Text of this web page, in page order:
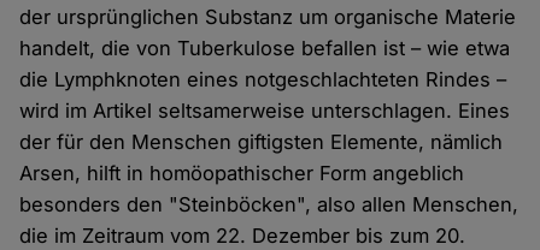
der ursprünglichen Substanz um organische Materie
handelt, die von Tuberkulose befallen ist – wie etwa
die Lymphknoten eines notgeschlachteten Rindes –
wird im Artikel seltsamerweise unterschlagen. Eines
der für den Menschen giftigsten Elemente, nämlich
Arsen, hilft in homöopathischer Form angeblich
besonders den "Steinböcken", also allen Menschen,
die im Zeitraum vom 22. Dezember bis zum 20.